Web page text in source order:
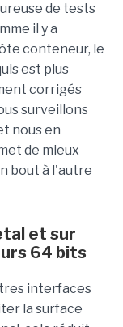
de tests
il y a
conteneur, le
est plus
corrigés
surveillons
nous en
de mieux
bout à l'autre
et sur
64 bits
interfaces
la surface